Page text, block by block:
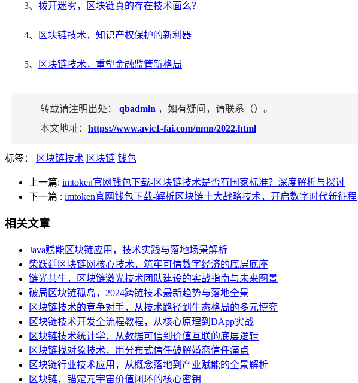
3、 拨开迷雾，区块链真的存在技术面么？
4、 区块链技术，知识产权保护的新利器
5、 区块链技术，重塑金融监管新格局
转载请注明出处： qbadmin ，如有疑问，请联系（）。
本文地址： https://www.avic1-fai.com/nmn/2022.html
标签： 区块链技术 区块链 钱包
上一篇: imtoken官网钱包下载-区块链技术是否有国家标准？深度解析与探讨
下一篇 : imtoken官网钱包下载-解析区块链十大战略技术，开启数字时代新征程
相关文章
Java赋能区块链应用，技术实践与落地场景解析
柴跃廷区块链网核心技术，筑牢可信数字经济的底层底座
链光共生，区块链激光技术团队建设的实战指南与未来图景
破局区块链孤岛，2024跨链技术最新趋势与落地全景
区块链技术的竞争对手，从技术路径到生态格局的多元博弈
区块链技术开发全流程教程，从核心原理到DApp实战
区块链技术统计学，从数据可信到价值互联的底层逻辑
区块链找对象技术，用分布式信任破解婚恋信任痛点
区块链行业技术应用，从概念落地到产业赋能的全景解析
区块链，锚定元宇宙价值闭环的核心密钥